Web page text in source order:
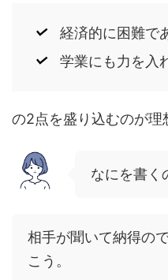
経済的に困難で
学業にも力を入
の2点を盛り込むのが理
なにを書く
相手が聞いて納得の
こう。